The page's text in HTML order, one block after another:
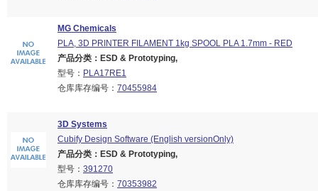
MG Chemicals
PLA, 3D PRINTER FILAMENT 1kg SPOOL PLA 1.7mm - RED
产品分类：ESD & Prototyping,
型号： PLA17RE1
仓库库存编号： 70455984
3D Systems
Cubify Design Software (English versionOnly)
产品分类：ESD & Prototyping,
型号： 391270
仓库库存编号： 70353982